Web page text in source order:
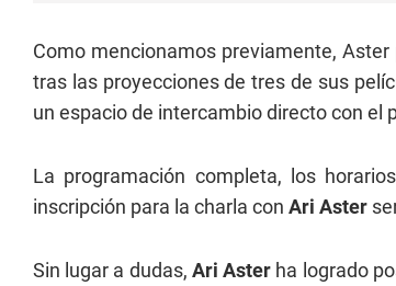
Como mencionamos previamente,
tras las proyecciones de tres de sus
un espacio de intercambio directo con el
La programación completa, los
inscripción para la charla con Ari Aster
Sin lugar a dudas, Ari Aster ha logrado